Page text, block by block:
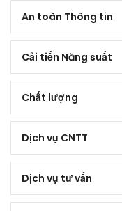
An toàn Thông tin
Cải tiến Năng suất
Chất lượng
Dịch vụ CNTT
Dịch vụ tư vấn